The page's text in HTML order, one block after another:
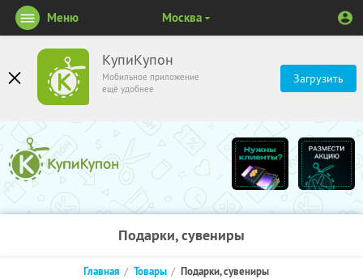
КупиКупон
Мобильное приложение
ещё удобнее
Загрузить
Меню Москва
Подарки, сувениры
Главная Товары Подарки, сувениры